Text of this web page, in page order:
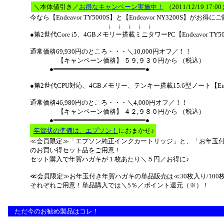
＼本体値引き／ お得なキャンペーン実施中！
（2011/12/19 17:00
今なら【Endeavor TY5000S】と【Endeavor NY3200S】がお得に
↓ ↓ ↓ ↓ ↓
●第2世代Core i5、4GBメモリー搭載ミニタワーPC【Endeavor
通常価格69,930円のところ・・・＼10,000円オフ／！！
【キャンペーン価格】 ５９,９３０円から （税込）
●━━━━━━━━━━━━━━━━━━━━━━━●
●第2世代CPU対応、4GBメモリー、テンキー搭載15.6型ノート【
通常価格46,980円のところ・・・＼4,000円オフ／！！
【キャンペーン価格】 ４２,９８０円から （税込）
●━━━━━━━━━━━━━━━━━━━━━━━●
年賀状の準備は、エプソン！ におまかせ♪
≪会員限定≫「エプソン純正インクカートリッジ」と、「お年玉
のお買い得セット品をご用意！
セット購入で年賀ハガキが１枚あたり＼５円／お得に♪
≪会員限定≫お年玉付き年賀ハガキの単品販売は≪30枚入り/100
それぞれご用意！単品購入では＼5％／ポイント還元（※）！
ただ今のお勧め製品はコレ！